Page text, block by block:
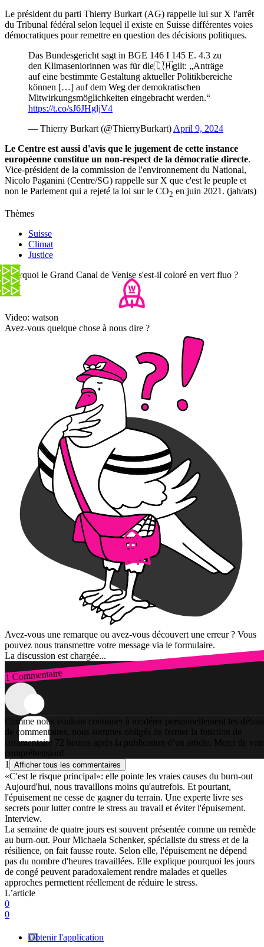
Le président du parti Thierry Burkart (AG) rappelle lui sur X l'arrêt
du Tribunal fédéral selon lequel il existe en Suisse différentes voies
démocratiques pour remettre en question des décisions politiques.
Das Bundesgericht sagt in BGE 146 I 145 E. 4.3 zu
den Klimaseniorinnen was für die🇨🇭gilt: „Anträge
auf eine bestimmte Gestaltung aktueller Politikbereiche
können […] auf dem Weg der demokratischen
Mitwirkungsmöglichkeiten eingebracht werden.“ ⁦
https://t.co/sJ6JHgljV4
— Thierry Burkart (@ThierryBurkart) April 9, 2024
Le Centre est aussi d'avis que le jugement de cette instance
européenne constitue un non-respect de la démocratie directe.
Vice-président de la commission de l'environnement du National,
Nicolo Paganini (Centre/SG) rappelle sur X que c'est le peuple et
non le Parlement qui a rejeté la loi sur le CO2 en juin 2021. (jah/ats)
Thèmes
Suisse
Climat
Justice
Pourquoi le Grand Canal de Venise s'est-il coloré en vert fluo ?
Video: watson
Avez-vous quelque chose à nous dire ?
Avez-vous une remarque ou avez-vous découvert une erreur ? Vous
pouvez nous transmettre votre message via le formulaire.
La discussion est chargée...
1 Commentaire
Connexion
Comme nous voulons continuer à modérer personnellement les débats
de commentaires, nous sommes obligés de fermer la fonction de
commentaire 72 heures après la publication d’un article. Merci de
compréhension!
1 Afficher tous les commentaires
«C'est le risque principal»: elle pointe les vraies causes du burn-out
Aujourd'hui, nous travaillons moins qu'autrefois. Et pourtant,
l'épuisement ne cesse de gagner du terrain. Une experte livre ses
secrets pour lutter contre le stress au travail et éviter l'épuisement.
Interview.
La semaine de quatre jours est souvent présentée comme un remède
au burn-out. Pour Michaela Schenker, spécialiste du stress et de la
résilience, on fait fausse route. Selon elle, l'épuisement ne dépend
pas du nombre d'heures travaillées. Elle explique pourquoi les jours
de congé peuvent paradoxalement rendre malades et quelles
approches permettent réellement de réduire le stress.
L’article
0
0
Obtenir l'application